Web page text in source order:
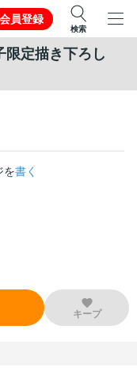
会員登録
検索
限定描き下ろし
を書く
キープ